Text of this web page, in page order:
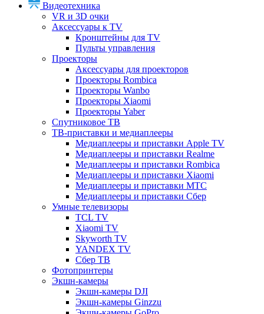
Видеотехника
VR и 3D очки
Аксессуары к TV
Кронштейны для TV
Пульты управления
Проекторы
Аксессуары для проекторов
Проекторы Rombica
Проекторы Wanbo
Проекторы Xiaomi
Проекторы Yaber
Спутниковое ТВ
ТВ-приставки и медиаплееры
Медиаплееры и приставки Apple TV
Медиаплееры и приставки Realme
Медиаплееры и приставки Rombica
Медиаплееры и приставки Xiaomi
Медиаплееры и приставки МТС
Медиаплееры и приставки Сбер
Умные телевизоры
TCL TV
Xiaomi TV
Skyworth TV
YANDEX TV
Сбер ТВ
Фотопринтеры
Экшн-камеры
Экшн-камеры DJI
Экшн-камеры Ginzzu